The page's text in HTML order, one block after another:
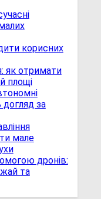
корисних
як отримати
площі
за
мале
дронів:
та